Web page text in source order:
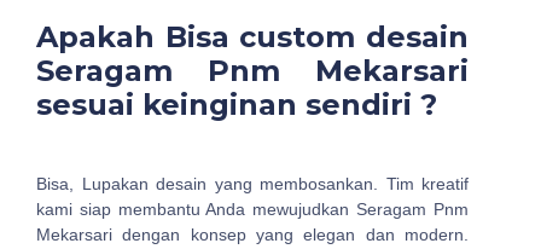
Apakah Bisa custom desain
Seragam Pnm Mekarsari
sesuai keinginan sendiri ?
Bisa, Lupakan desain yang membosankan. Tim kreatif
kami siap membantu Anda mewujudkan Seragam Pnm
Mekarsari dengan konsep yang elegan dan modern.